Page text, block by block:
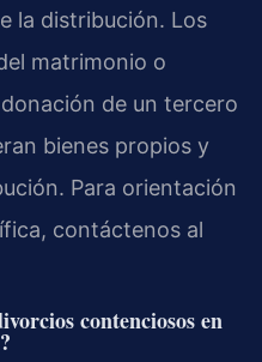
la distribución. Los
matrimonio o
de un tercero
bienes propios y
Para orientación
contáctenos al
contenciosos en